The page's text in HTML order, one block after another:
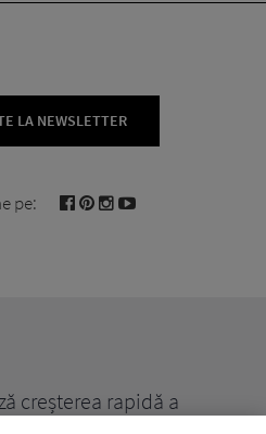
LA NEWSLETTER
pe:
creșterea rapidă a